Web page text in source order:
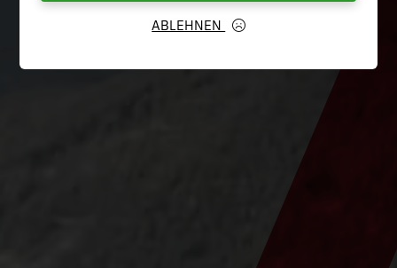
ABLEHNEN